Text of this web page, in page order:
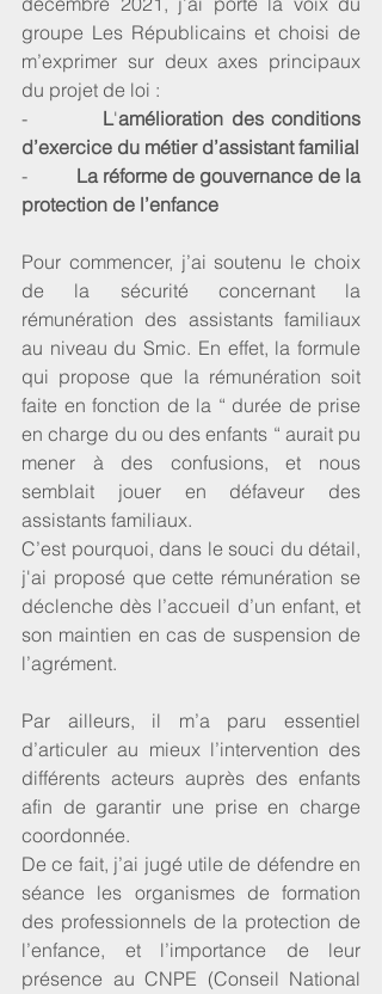
groupe Les Républicains et choisi de
m’exprimer sur deux axes principaux
du projet de loi :
- L'amélioration des conditions
d’exercice du métier d’assistant familial
- La réforme de gouvernance de la
protection de l’enfance
Pour commencer, j’ai soutenu le choix
de la sécurité concernant la
rémunération des assistants familiaux
au niveau du Smic. En effet, la formule
qui propose que la rémunération soit
faite en fonction de la “ durée de prise
en charge du ou des enfants “ aurait pu
mener à des confusions, et nous
semblait jouer en défaveur des
assistants familiaux.
C’est pourquoi, dans le souci du détail,
j'ai proposé que cette rémunération se
déclenche dès l’accueil d’un enfant, et
son maintien en cas de suspension de
l’agrément.
Par ailleurs, il m’a paru essentiel
d’articuler au mieux l’intervention des
différents acteurs auprès des enfants
afin de garantir une prise en charge
coordonnée.
De ce fait, j’ai jugé utile de défendre en
séance les organismes de formation
des professionnels de la protection de
l’enfance, et l’importance de leur
présence au CNPE (Conseil National